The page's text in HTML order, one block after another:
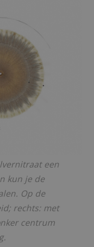
een
kun je de
Op de
rechts: met
centrum